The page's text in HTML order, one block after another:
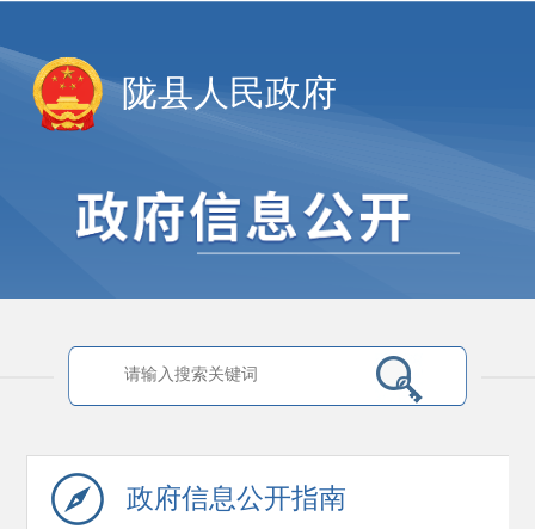
陇县人民政府
政府信息公开指南